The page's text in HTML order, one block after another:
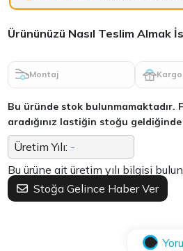
Ürününüzü Nasıl Teslim Almak
Montaj Kargo
Bu üründe stok bulunmamaktadır.
aradığınız lastiğin stoğu
Üretim Yılı: -
Bu ürüne ait üretim yılı bilgisi
Stoğa Gelince Haber Ver